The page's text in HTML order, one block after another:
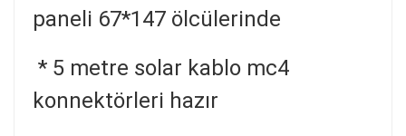
paneli 67*147 ölcülerinde
* 5 metre solar kablo mc4
konnektörleri hazır